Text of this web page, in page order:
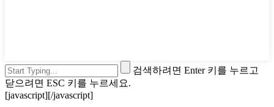
검색하려면 Enter 키를 누르고
닫으려면 ESC 키를 누르세요.
[javascript][/javascript]